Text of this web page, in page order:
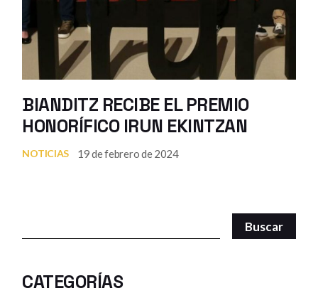
BIANDITZ RECIBE EL PREMIO
HONORÍFICO IRUN EKINTZAN
NOTICIAS 19 de febrero de 2024
Buscar
CATEGORÍAS